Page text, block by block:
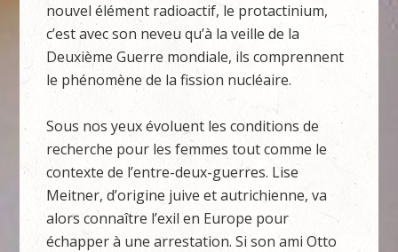
nouvel élément radioactif, le protactinium,
c’est avec son neveu qu’à la veille de la
Deuxième Guerre mondiale, ils comprennent
le phénomène de la fission nucléaire.
Sous nos yeux évoluent les conditions de
recherche pour les femmes tout comme le
contexte de l’entre-deux-guerres. Lise
Meitner, d’origine juive et autrichienne, va
alors connaître l’exil en Europe pour
échapper à une arrestation. Si son ami Otto